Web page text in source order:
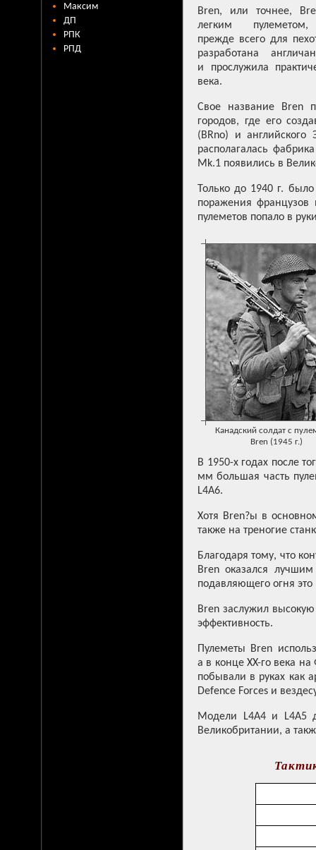
Максим
ДП
РПК
РПД
Bren, или точнее,
легким пулеметом,
прежде всего для
разработана
и прослужила
века.
Свое название Bren
городов, где его
(BRno) и английского
располагалась
Mk.1 появились в
Только до 1940 г.
поражения французов
пулеметов попало в
Канадский солдат с
Bren (1945 г.)
В 1950-х годах после
мм большая часть
L4A6.
Хотя Bren?ы в
также на треногие
Благодаря тому, что
Bren оказался
подавляющего огня это
Bren заслужил
эффективность.
Пулеметы Bren
а в конце XX-го века
побывали в руках как
Defence Forces и
Модели L4A4 и L4A5
Великобритании, а